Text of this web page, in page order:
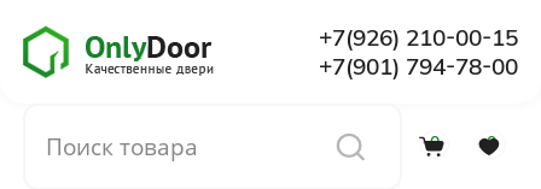
+7(926) 210-00-15
+7(901) 794-78-00
0 0